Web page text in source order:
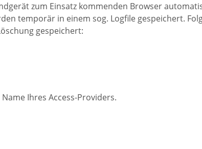
zum Einsatz kommenden Browser
temporär in einem sog. Logfile gespeichert.
gespeichert:
Ihres Access-Providers.